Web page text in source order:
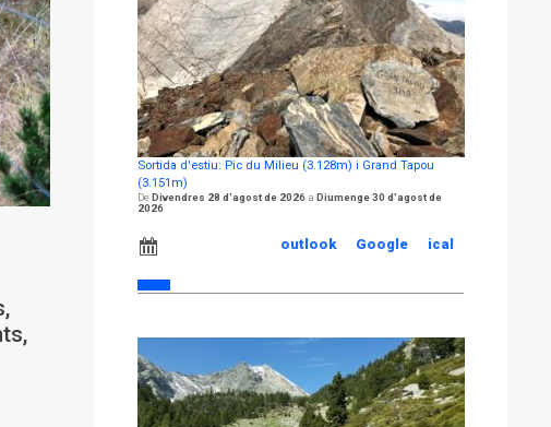
Sortida d'estiu: Pic du Milieu (3.128m) i Grand Tapou
(3.151m)
Divendres 28 d'agost de 2026
Diumenge 30 d'agost de
2026
ical
Google
outlook